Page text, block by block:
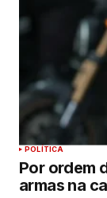
POLÍTICA
Por ordem
armas na